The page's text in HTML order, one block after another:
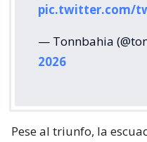
pic.twitter.com/
— Tonnbahia
2026
Pese al triunfo, la